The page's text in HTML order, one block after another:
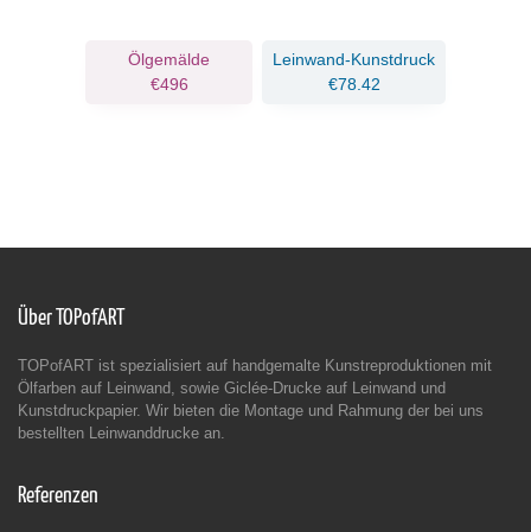
Ölgemälde
€496
Leinwand-Kunstdruck
€78.42
Über TOPofART
TOPofART ist spezialisiert auf handgemalte Kunstreproduktionen mit
Ölfarben auf Leinwand, sowie Giclée-Drucke auf Leinwand und
Kunstdruckpapier. Wir bieten die Montage und Rahmung der bei uns
bestellten Leinwanddrucke an.
Referenzen